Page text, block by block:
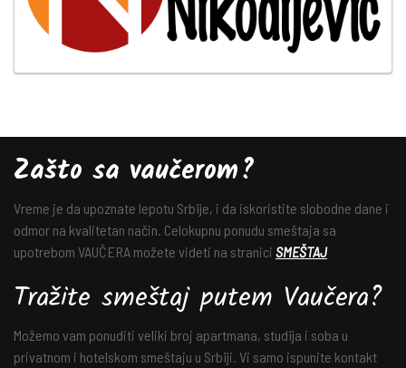
Zašto sa vaučerom?
Vreme je da upoznate lepotu Srbije, i da iskoristite slobodne dane i
odmor na kvalitetan način. Celokupnu ponudu smeštaja sa
upotrebom VAUČERA možete videti na stranici SMEŠTAJ
Tražite smeštaj putem Vaučera?
Možemo vam ponuditi veliki broj apartmana, studija i soba u
privatnom i hotelskom smeštaju u Srbiji. Vi samo ispunite kontakt